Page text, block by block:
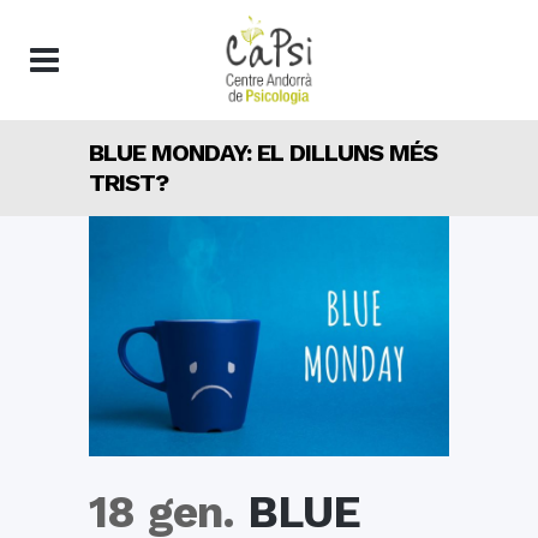
BLUE MONDAY: EL DILLUNS MÉS
TRIST?
18 gen. BLUE